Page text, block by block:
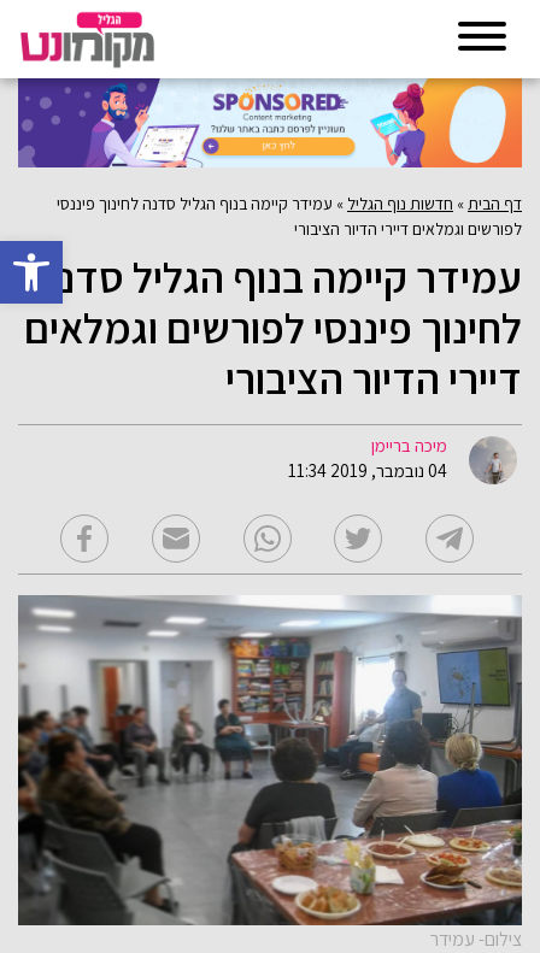
פתח
דף הבית » חדשות נוף הגליל » עמידר קיימה בנוף הגליל סדנה לחינוך פיננסי
לפורשים וגמלאים דיירי הדיור הציבורי
עמידר קיימה בנוף הגליל סדנה
לחינוך פיננסי לפורשים וגמלאים
דיירי הדיור הציבורי
מיכה בריימן
04 נובמבר, 2019 11:34
צילום- עמידר